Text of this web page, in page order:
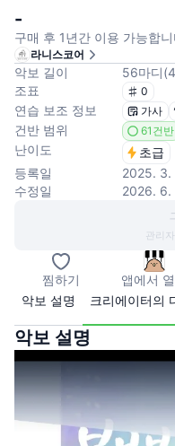
-
구매 후 1년간 이용 가능합
라니스코어
악보 길이 56마디(4
조표
0
연습 보조 정보 가사
건반 범위 61건반
난이도
초급
등록일
2025. 3.
수정일
2026. 6.
관리
찜하기 앱에서
악보 설명
크리에이터의
악보 설명